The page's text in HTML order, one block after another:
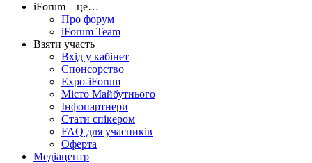
iForum – це…
Про форум
iForum Team
Взяти участь
Вхід у кабінет
Спонсорство
Expo-iForum
Місто Майбутнього
Інфопартнери
Стати спікером
FAQ для учасників
Оферта
Медіацентр